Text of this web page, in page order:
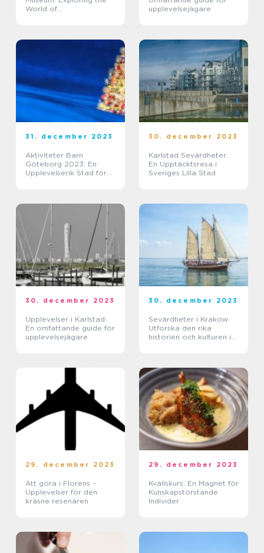
World of
upplevelsejägare
31. december 2023
Aktiviteter Barn
Göteborg 2023: En
Upplevelserik Stad för
30. december 2023
Karlstad Sevärdheter:
En Upptäcktsresa i
Sveriges Lilla Stad
30. december 2023
Upplevelser i Karlstad:
En omfattande guide för
upplevelsejägare
30. december 2023
Sevärdheter i Krakow:
Utforska den rika
historien och kulturen i
29. december 2023
Att göra i Florens –
Upplevelser för den
kräsne resenären
29. december 2023
Kvällskurs: En Magnet för
Kunskapstörstande
Individer